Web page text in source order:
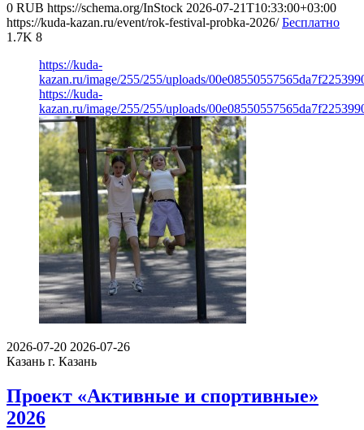
0 RUB https://schema.org/InStock 2026-07-21T10:33:00+03:00
https://kuda-kazan.ru/event/rok-festival-probka-2026/ Бесплатно
1.7K 8
https://kuda-
kazan.ru/image/255/255/uploads/
https://kuda-
kazan.ru/image/255/255/uploads/
2026-07-20 2026-07-26
Казань г. Казань
Проект «Активные и спортивные»
2026